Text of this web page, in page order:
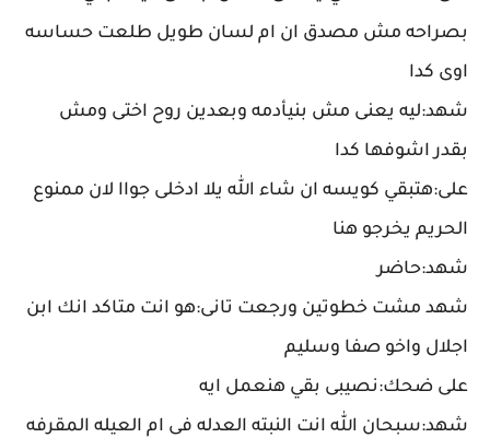
بصراحه مش مصدق ان ام لسان طويل طلعت حساسه
اوى كدا
شهد:ليه يعنى مش بنيأدمه وبعدين روح اختى ومش
بقدر اشوفها كدا
على:هتبقي كويسه ان شاء الله يلا ادخلى جواا لان ممنوع
الحريم يخرجو هنا
شهد:حاضر
شهد مشت خطوتين ورجعت تانى:هو انت متاكد انك ابن
اجلال واخو صفا وسليم
على ضحك:نصيبى بقي هنعمل ايه
شهد:سبحان الله انت النبته العدله فى ام العيله المقرفه